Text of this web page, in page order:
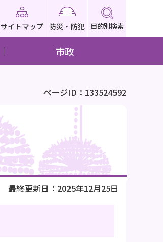
サイトマップ 防災・防犯 目的別検索
市政
ページID：133524592
最終更新日：2025年12月25日